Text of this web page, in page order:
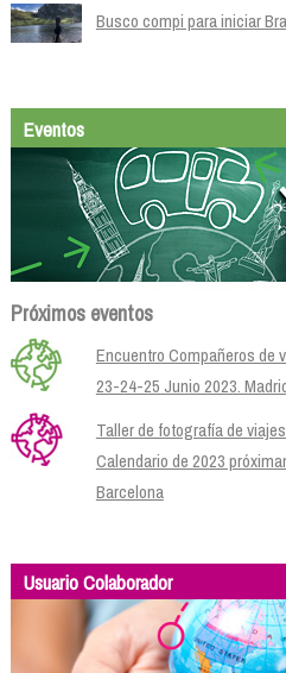
Busco compi para iniciar
Eventos
Próximos eventos
Encuentro Compañeros de
23-24-25 Junio 2023.
Taller de fotografía de
Calendario de 2023
Barcelona
Usuario Colaborador